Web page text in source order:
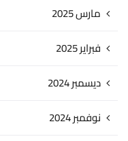
مارس 2025
فبراير 2025
ديسمبر 2024
نوفمبر 2024